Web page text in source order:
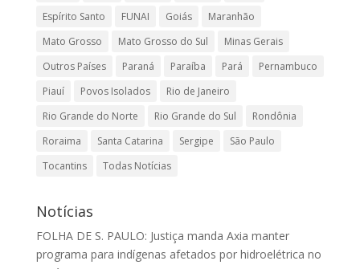
Espírito Santo
FUNAI Goiás
Maranhão
Mato Grosso
Mato Grosso do Sul
Minas Gerais
Outros Países
Paraná Paraíba Pará
Pernambuco
Piauí
Povos Isolados
Rio de Janeiro
Rio Grande do Norte
Rio Grande do Sul
Rondônia
Roraima
Santa Catarina Sergipe
São Paulo
Tocantins
Todas Notícias
Notícias
FOLHA DE S. PAULO: Justiça manda Axia manter
programa para indígenas afetados por hidroelétrica no